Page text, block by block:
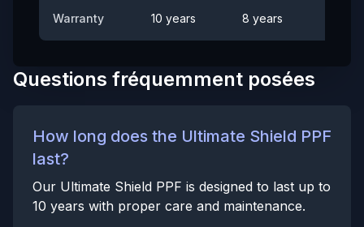
Warranty 10 years 8 years
Questions fréquemment posées
How long does the Ultimate Shield PPF
last?
Our Ultimate Shield PPF is designed to last up to
10 years with proper care and maintenance.